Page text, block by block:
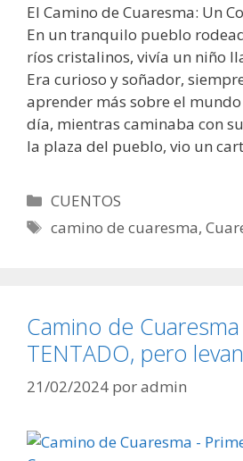
El Camino de Cuaresma: Un
En un tranquilo pueblo
ríos cristalinos, vivía un niño
Era curioso y soñador,
aprender más sobre el
día, mientras caminaba con
la plaza del pueblo, vio un
Categorías
CUENTOS
Etiquetas
camino de cuaresma,
Camino de
TENTADO, pero
21/02/2024 poradmin